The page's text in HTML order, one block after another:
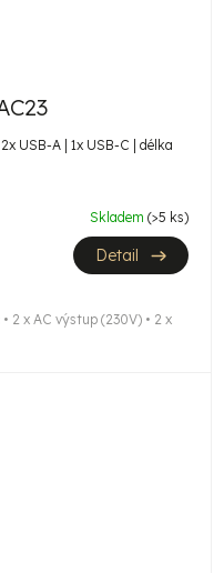
USB-A | 1x USB-C | délka
Skladem (>5 ks)
Detail
2 x AC výstup (230V) • 2 x